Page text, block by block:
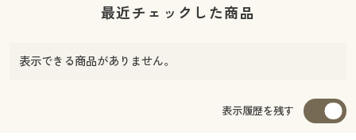
最近チェックした商品
表示できる商品がありません。
表示履歴を残す